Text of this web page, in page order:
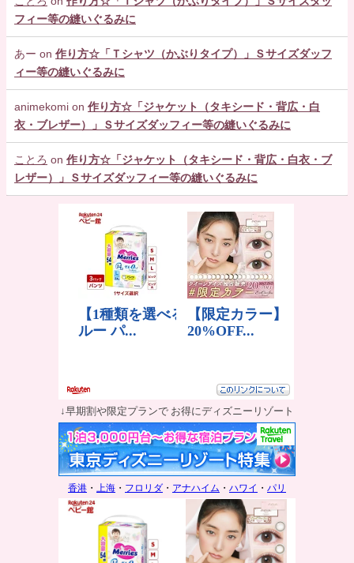
フィー等の縫いぐるみに
あー on 作り方☆「Ｔシャツ（かぶりタイプ）」Ｓサイズダッフ
ィー等の縫いぐるみに
animekomi on 作り方☆「ジャケット（タキシード・背広・白
衣・ブレザー）」Ｓサイズダッフィー等の縫いぐるみに
ことろ on 作り方☆「ジャケット（タキシード・背広・白衣・ブ
レザー）」Ｓサイズダッフィー等の縫いぐるみに
↓早期割や限定プランで お得にディズニーリゾート
香港 ・ 上海 ・ フロリダ ・ アナハイム ・ ハワイ ・ パリ